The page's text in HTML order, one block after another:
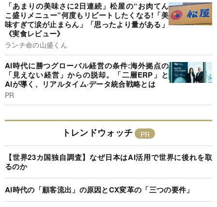
「あまりの美味さに2日連続」松屋の“お肉てん
こ盛りメニュー”何度もリピートしたくなる!「美
味すぎて涙が止まらん」「思ったより量がある」
《実食レビュー》
ランチ命の山盛くん
AI時代に勝つグローバル経営の条件:海外拠点の
「見えない経営」からの脱却。「二層ERP」と
AIが導く、リアルタイム·データ統合戦略とは
PR
トレンドウォッチ
【世界23カ国独自調査】なぜ日本はAI活用で世界に後れを取
るのか
AI時代の「顧客流出」の原因とCX変革の「三つの要件」